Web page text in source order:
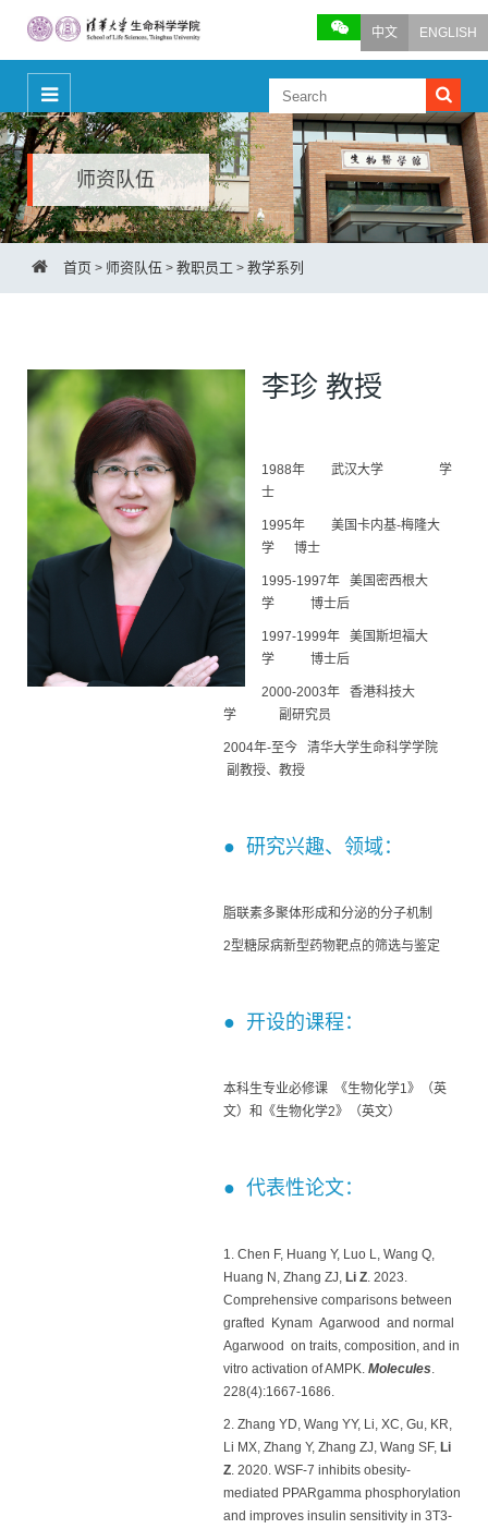
中文 ENGLISH
师资队伍
首页 > 师资队伍 > 教职员工 > 教学系列
李珍 教授
1988年 武汉大学 学
士
1995年 美国卡内基-梅隆大
学 博士
1995-1997年 美国密西根大
学 博士后
1997-1999年 美国斯坦福大
学 博士后
2000-2003年 香港科技大
学 副研究员
2004年-至今 清华大学生命科学学院
副教授、教授
● 研究兴趣、领域：
脂联素多聚体形成和分泌的分子机制
2型糖尿病新型药物靶点的筛选与鉴定
● 开设的课程：
本科生专业必修课 《生物化学1》（英
文）和《生物化学2》（英文）
● 代表性论文：
1. Chen F, Huang Y, Luo L, Wang Q,
Huang N, Zhang ZJ, Li Z . 2023.
Comprehensive comparisons between
grafted Kynam Agarwood and normal
Agarwood on traits, composition, and in
vitro activation of AMPK. Molecules
228(4):1667-1686.
2. Zhang YD, Wang YY, Li, XC, Gu, KR,
Li MX, Zhang Y, Zhang ZJ, Wang SF, Li
Z . 2020. WSF-7 inhibits obesity-
mediated PPARgamma phosphorylation
and improves insulin sensitivity in 3T3-